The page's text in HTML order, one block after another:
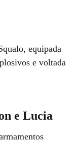
equipada
e voltada
e Lucia